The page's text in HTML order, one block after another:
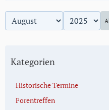
Kategorien
Historische Termine
Forentreffen